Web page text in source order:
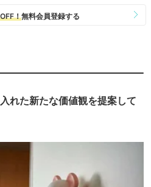
れた新たな価値観を提案して